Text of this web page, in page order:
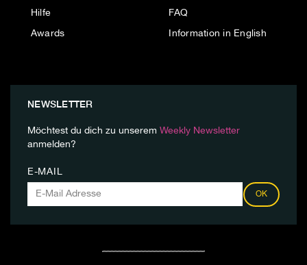
Hilfe
Awards
FAQ
Information in English
NEWSLETTER
Möchtest du dich zu unserem Weekly Newsletter
anmelden?
E-MAIL
OK